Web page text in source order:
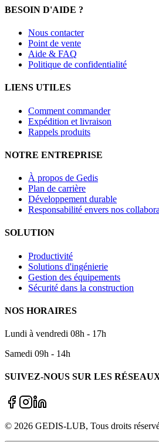
BESOIN D'AIDE ?
Nous contacter
Point de vente
Aide & FAQ
Politique de confidentialité
LIENS UTILES
Comment commander
Expédition et livraison
Rappels produits
NOTRE ENTREPRISE
À propos de Gedis
Plan de carrière
Développement durable
Responsabilité envers nos
SOLUTION
Productivité
Solutions d'ingénierie
Gestion des équipements
Sécurité dans la construction
NOS HORAIRES
Lundi à vendredi 08h - 17h
Samedi 09h - 14h
SUIVEZ-NOUS SUR LES
© 2026 GEDIS-LUB, Tous droits